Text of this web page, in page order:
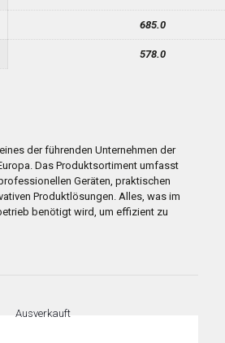
685.0
578.0
der führenden Unternehmen der
Das Produktsortiment umfasst
Geräten, praktischen
Produktlösungen. Alles, was im
benötigt wird, um effizient zu
Ausverkauft